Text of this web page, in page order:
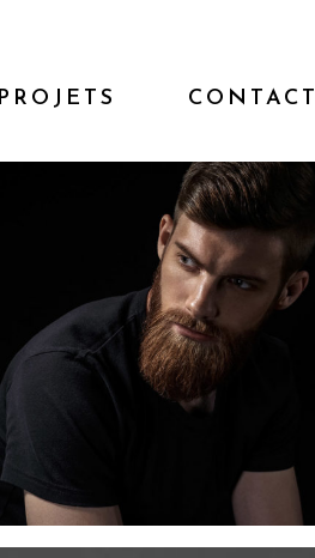
PROJETS CONTACT